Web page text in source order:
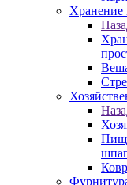
Хранение